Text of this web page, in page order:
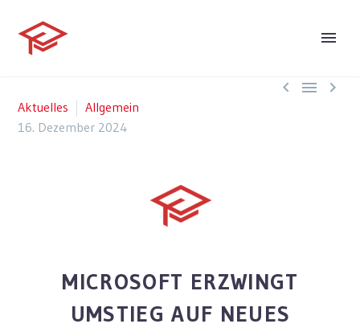
  
Aktuelles
Allgemein
16. Dezember 2024
MICROSOFT ERZWINGT
UMSTIEG AUF NEUES